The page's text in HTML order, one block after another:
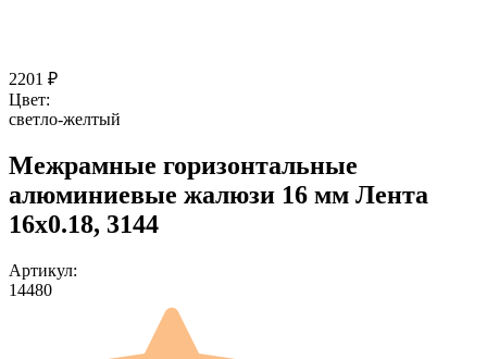
2201 ₽
Цвет:
светло-желтый
Межрамные горизонтальные
алюминиевые жалюзи 16 мм Лента
16x0.18, 3144
Артикул:
14480